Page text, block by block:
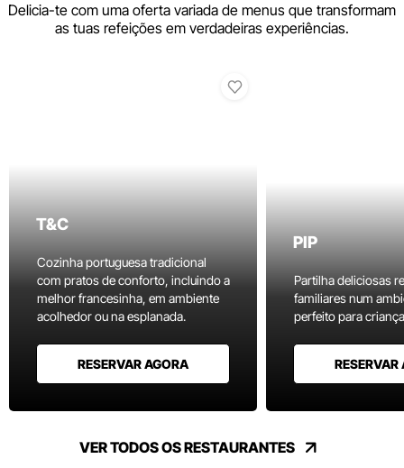
Delicia-te com uma oferta variada de menus que transformam
as tuas refeições em verdadeiras experiências.
T&C
Cozinha portuguesa tradicional
com pratos de conforto, incluindo a
melhor francesinha, em ambiente
acolhedor ou na esplanada.
RESERVAR AGORA
PIP
Partilha deliciosas
familiares num
perfeito para
RESERVAR
VER TODOS OS RESTAURANTES